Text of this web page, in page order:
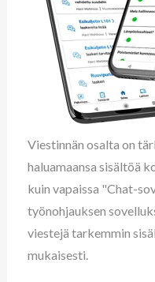
Viestinnän osalta on
haluamaansa sisältöä
kuin vapaissa "Chat-
työnohjauksen
viestejä tarkemmin
mukaisesti.